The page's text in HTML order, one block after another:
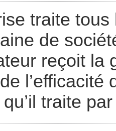
traite
de
reçoit la
l’efficacité
qu’il traite